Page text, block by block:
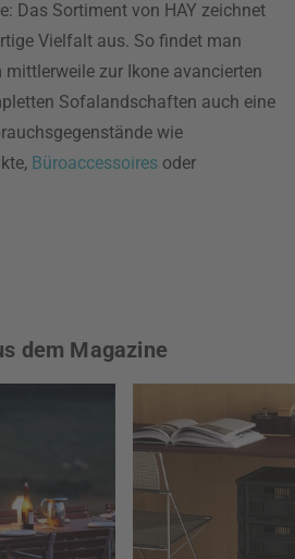
Das Sortiment von HAY zeichnet
Vielfalt aus. So findet man
zur Ikone avancierten
Sofalandschaften auch eine
wie
Büroaccessoires oder
dem Magazine